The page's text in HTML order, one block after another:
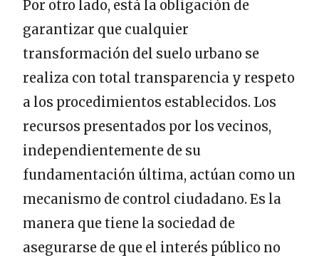
Por otro lado, está la obligación de
garantizar que cualquier
transformación del suelo urbano se
realiza con total transparencia y respeto
a los procedimientos establecidos. Los
recursos presentados por los vecinos,
independientemente de su
fundamentación última, actúan como un
mecanismo de control ciudadano. Es la
manera que tiene la sociedad de
asegurarse de que el interés público no